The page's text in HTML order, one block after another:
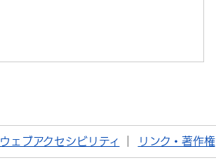
ウェブアクセシビリティ リンク・著作権